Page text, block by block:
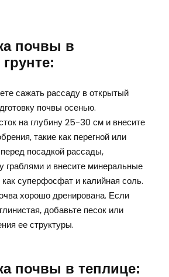
почвы в
сажать рассаду в открытый
почвы осенью.
на глубину 25-30 см и внесите
такие как перегной или
посадкой рассады,
граблями и внесите минеральные
суперфосфат и калийная соль.
хорошо дренирована. Если
добавьте песок или
ее структуры.
почвы в теплице: